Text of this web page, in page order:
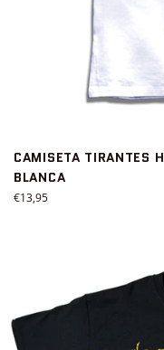
CAMISETA TIRANTES
BLANCA
Precio
€13,95